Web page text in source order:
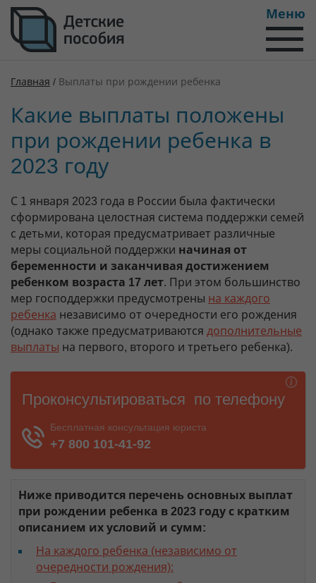
Меню
Главная / Выплаты при рождении ребенка
Какие выплаты положены
при рождении ребенка в
2023 году
С 1 января 2023 года в России была фактически
сформирована целостная система поддержки семей
с детьми, которая предусматривает различные
меры социальной поддержки начиная от
беременности и заканчивая достижением
ребенком возраста 17 лет. При этом большинство
мер господдержки предусмотрены на каждого
ребенка независимо от очередности его рождения
(однако также предусматриваются дополнительные
выплаты на первого, второго и третьего ребенка).
Ниже приводится перечень основных выплат
при рождении ребенка в 2023 году с кратким
описанием их условий и сумм:
На каждого ребенка (независимо от
очередности рождения):